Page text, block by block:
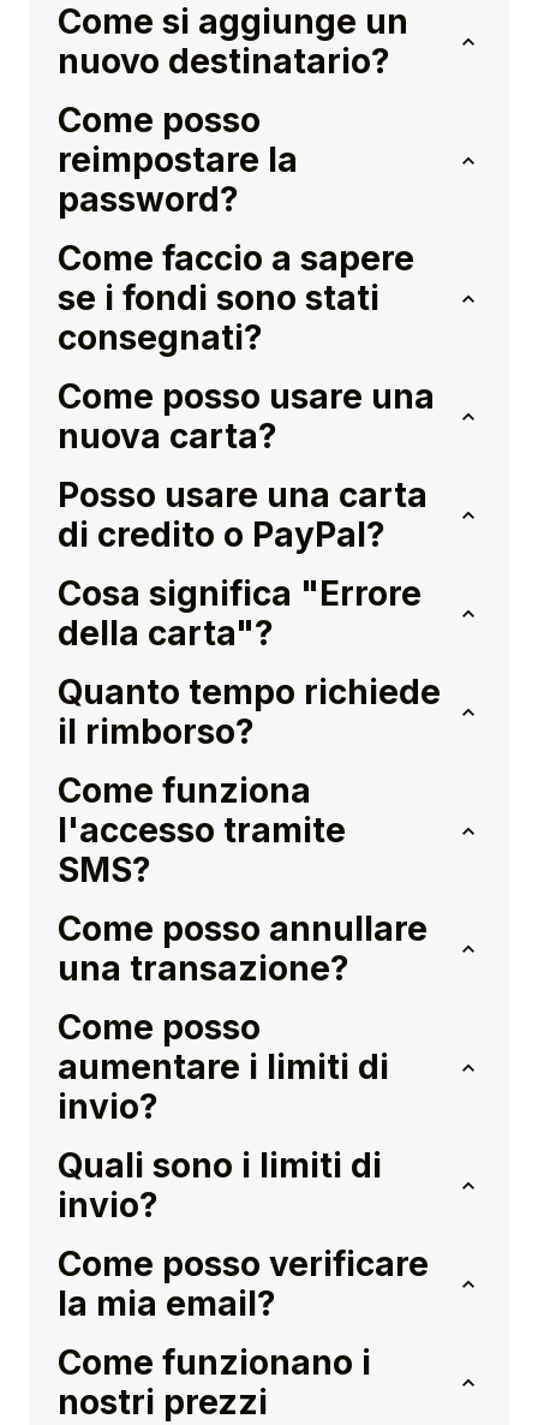
Come si aggiunge un
nuovo destinatario?
Come posso
reimpostare la
password?
Come faccio a sapere
se i fondi sono stati
consegnati?
Come posso usare una
nuova carta?
Posso usare una carta
di credito o PayPal?
Cosa significa "Errore
della carta"?
Quanto tempo richiede
il rimborso?
Come funziona
l'accesso tramite
SMS?
Come posso annullare
una transazione?
Come posso
aumentare i limiti di
invio?
Quali sono i limiti di
invio?
Come posso verificare
la mia email?
Come funzionano i
nostri prezzi